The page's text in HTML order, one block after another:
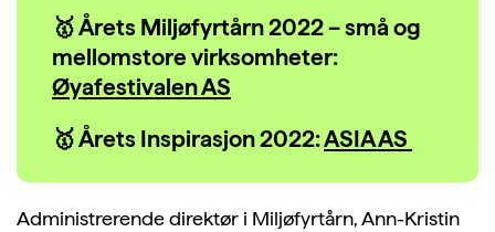
🥇 Årets Miljøfyrtårn 2022 – små og
mellomstore virksomheter:
Øyafestivalen AS
🥇 Årets Inspirasjon 2022:ASIA AS
Administrerende direktør i Miljøfyrtårn, Ann-Kristin